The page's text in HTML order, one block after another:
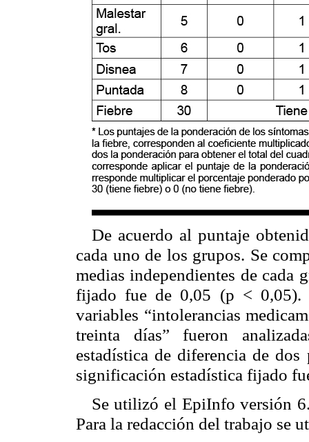
De acuerdo al puntaje
cada uno de los grupos. Se
medias independientes de
fijado fue de 0,05 (p < 0,05).
variables “intolerancias
treinta días” fueron
estadística de diferencia de
significación estadística fijado
Se utilizó el EpiInfo versión
Para la redacción del trabajo se